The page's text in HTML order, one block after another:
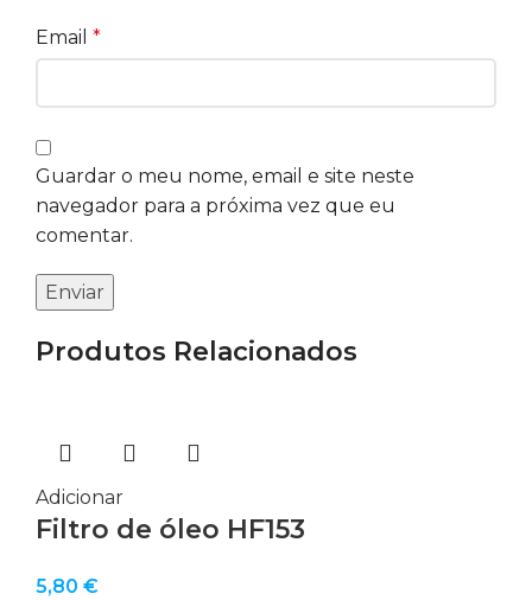
Email *
Guardar o meu nome, email e site neste
navegador para a próxima vez que eu
comentar.
Produtos Relacionados
Adicionar
Filtro de óleo HF153
5,80 €